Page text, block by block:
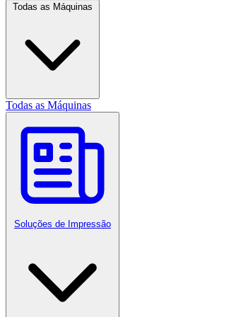
Todas as Máquinas
Todas as Máquinas
Soluções de Impressão